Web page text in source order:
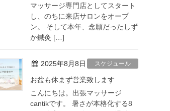
マッサージ専門店としてスタート
し、のちに来店サロンをオープ
ン。 そして本年、念願だったしず
か鍼灸 […]
2025年8月8日 スケジュール
お盆も休まず営業致します
こんにちは。出張マッサージ
cantikです。 暑さが本格化する8